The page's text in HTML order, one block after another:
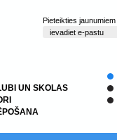
Pieteikties jaunumiem
UN SKOLAS